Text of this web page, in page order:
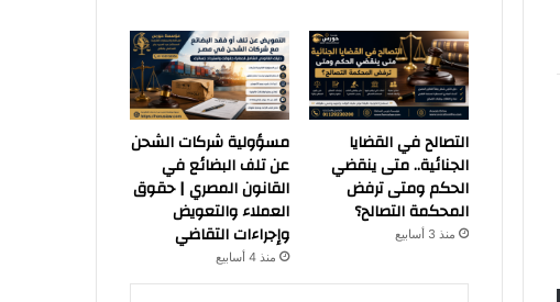
التصالح في القضايا
الجنائية.. متى ينقضي
الحكم ومتى ترفض
المحكمة التصالح؟
منذ 3 أسابيع
مسؤولية شركات الشحن
عن تلف البضائع في
القانون المصري | حقوق
العملاء والتعويض
وإجراءات التقاضي
منذ 4 أسابيع